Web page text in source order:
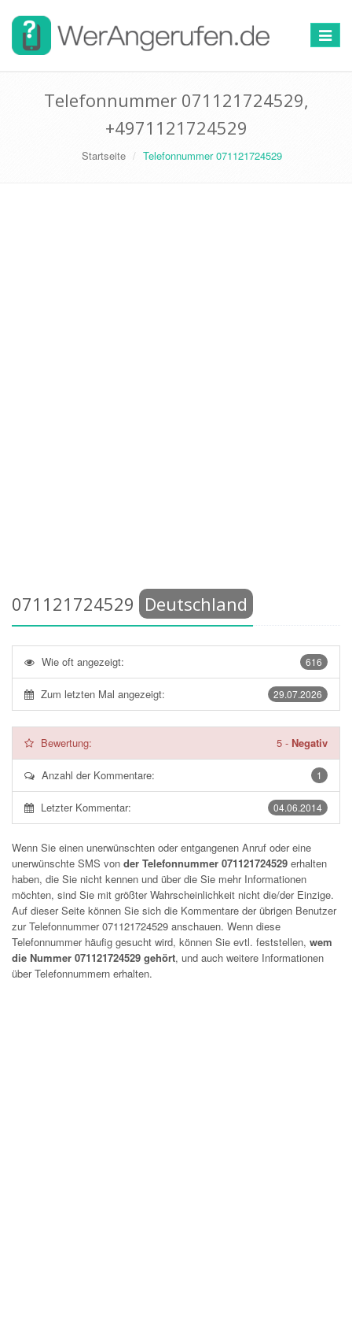
Toggle
Telefonnummer 071121724529,
+4971121724529
Startseite Telefonnummer 071121724529
071121724529 Deutschland
616
Wie oft angezeigt:
29.07.2026
Zum letzten Mal angezeigt:
Bewertung: 5 - Negativ
1
Anzahl der Kommentare:
04.06.2014
Letzter Kommentar:
Wenn Sie einen unerwünschten oder entgangenen Anruf oder eine
unerwünschte SMS von der Telefonnummer 071121724529 erhalten
haben, die Sie nicht kennen und über die Sie mehr Informationen
möchten, sind Sie mit größter Wahrscheinlichkeit nicht die/der Einzige.
Auf dieser Seite können Sie sich die Kommentare der übrigen Benutzer
zur Telefonnummer071121724529 anschauen. Wenn diese
Telefonnummer häufig gesucht wird, können Sie evtl. feststellen, wem
die Nummer 071121724529 gehört, und auch weitere Informationen
über Telefonnummern erhalten.